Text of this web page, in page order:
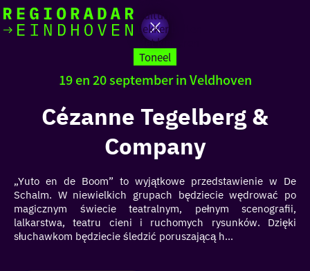
Cultuur
Lekker buiten
Met kinderen
Toneel
19 en 20 september in Veldhoven
Cézanne Tegelberg &
Company
„Yuto en de Boom” to wyjątkowe przedstawienie w De
Schalm. W niewielkich grupach będziecie wędrować po
magicznym świecie teatralnym, pełnym scenografii,
lalkarstwa, teatru cieni i ruchomych rysunków. Dzięki
słuchawkom będziecie śledzić poruszającą h...
Ik heb
iets leuks
de regio